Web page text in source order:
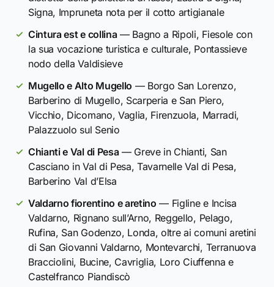
Signa, Impruneta nota per il cotto artigianale
Cintura est e collina— Bagno a Ripoli, Fiesole con
la sua vocazione turistica e culturale, Pontassieve
nodo della Valdisieve
Mugello e Alto Mugello — Borgo San Lorenzo,
Barberino di Mugello, Scarperia e San Piero,
Vicchio, Dicomano, Vaglia, Firenzuola, Marradi,
Palazzuolo sul Senio
Chianti e Val di Pesa— Greve in Chianti, San
Casciano in Val di Pesa, Tavarnelle Val di Pesa,
Barberino Val d’Elsa
Valdarno fiorentino e aretino — Figline e Incisa
Valdarno, Rignano sull’Arno, Reggello, Pelago,
Rufina, San Godenzo, Londa, oltre ai comuni aretini
di San Giovanni Valdarno, Montevarchi, Terranuova
Bracciolini, Bucine, Cavriglia, Loro Ciuffenna e
Castelfranco Piandiscò